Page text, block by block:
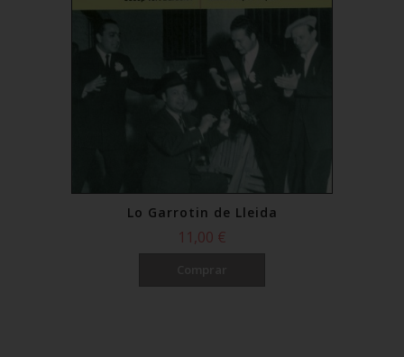
Lo Garrotin de Lleida
11,00 €